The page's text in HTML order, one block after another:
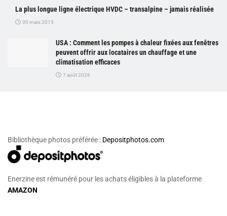
La plus longue ligne électrique HVDC – transalpine – jamais réalisée
30 mars 2015
USA : Comment les pompes à chaleur fixées aux fenêtres
peuvent offrir aux locataires un chauffage et une
climatisation efficaces
7 août 2026
Bibliothèque photos préférée : Depositphotos.com
Enerzine est rémunéré pour les achats éligibles à la plateforme
AMAZON